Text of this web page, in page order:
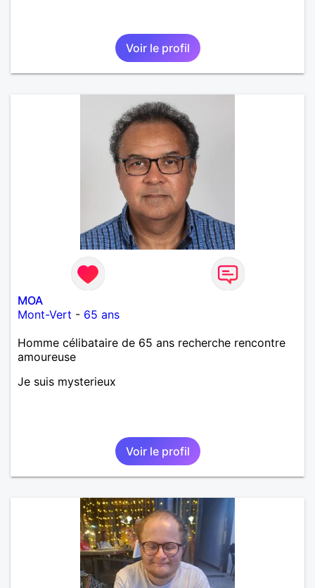
Voir le profil
MOA
Mont-Vert - 65 ans
Homme célibataire de 65 ans recherche rencontre
amoureuse
Je suis mysterieux
Voir le profil